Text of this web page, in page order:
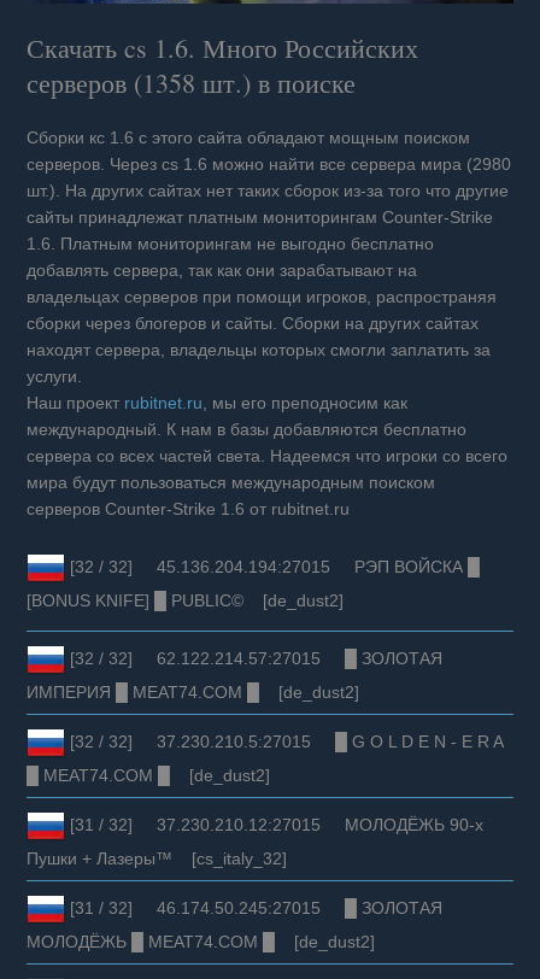
Скачать cs 1.6. Много Российских
серверов (1358 шт.) в поиске
Сборки кс 1.6 с этого сайта обладают мощным поиском
серверов. Через cs 1.6 можно найти все сервера мира (2980
шт.). На других сайтах нет таких сборок из-за того что другие
сайты принадлежат платным мониторингам Counter-Strike
1.6. Платным мониторингам не выгодно бесплатно
добавлять сервера, так как они зарабатывают на
владельцах серверов при помощи игроков, распространяя
сборки через блогеров и сайты. Сборки на других сайтах
находят сервера, владельцы которых смогли заплатить за
услуги.
Наш проект rubitnet.ru , мы его преподносим как
международный. К нам в базы добавляются бесплатно
сервера со всех частей света. Надеемся что игроки со всего
мира будут пользоваться международным поиском
серверов Counter-Strike 1.6 от rubitnet.ru
[32 / 32] 45.136.204.194:27015 РЭП ВОЙСКА █
[BONUS KNIFE] █ PUBLIC© [de_dust2]
[32 / 32] 62.122.214.57:27015 █ ЗОЛОТАЯ
ИМПЕРИЯ █ MEAT74.COM █ [de_dust2]
[32 / 32] 37.230.210.5:27015 █ G O L D E N - E R A
█ MEAT74.COM █ [de_dust2]
[31 / 32] 37.230.210.12:27015 МОЛОДЁЖЬ 90-х
Пушки + Лазеры™ [cs_italy_32]
[31 / 32] 46.174.50.245:27015 █ ЗОЛОТАЯ
МОЛОДЁЖЬ █ MEAT74.COM █ [de_dust2]